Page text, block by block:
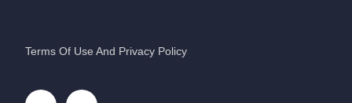
Terms Of Use And Privacy Policy